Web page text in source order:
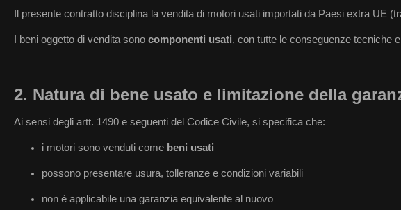
Il presente contratto disciplina la vendita di motori usati importati da Paesi extra UE
I beni oggetto di vendita sono componenti usati, con tutte le conseguenze tecniche
2. Natura di bene usato e limitazione della
Ai sensi degli artt. 1490 e seguenti del Codice Civile, si specifica che:
i motori sono venduti come beni usati
possono presentare usura, tolleranze e condizioni variabili
non è applicabile una garanzia equivalente al nuovo